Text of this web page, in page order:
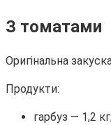
З томатами
Оригінальна
Продукти:
гарбуз — 1,2